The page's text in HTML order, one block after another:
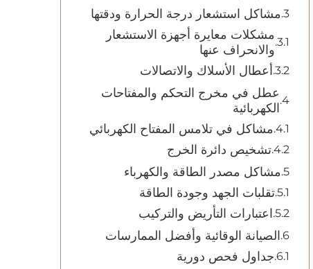
مشاكل استشعار درجة الحرارة ودقتها
مشكلات معايرة أجهزة الاستشعار
والانحراف عنها
أعطال الأسلاك والاتصالات
عطل في مخرج التحكم والمفتاحات
الكهربائية
مشاكل في تلامس المفتاح الكهربائي
تشخيص دائرة الخرج
مشاكل مصدر الطاقة والكهرباء
تقلبات الجهد وجودة الطاقة
اعتبارات التأريض والتركيب
الصيانة الوقائية وأفضل الممارسات
جداول فحص دورية